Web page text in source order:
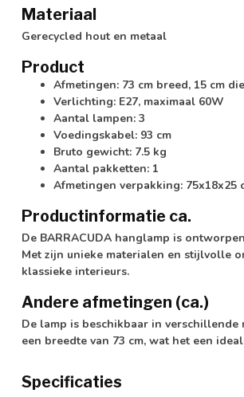
Materiaal
Gerecycled hout en metaal
Product
Afmetingen: 73 cm breed, 15 cm
Verlichting: E27, maximaal 60W
Aantal lampen: 3
Voedingskabel: 93 cm
Bruto gewicht: 7.5 kg
Aantal pakketten: 1
Afmetingen verpakking: 75x18x25
Productinformatie ca.
De BARRACUDA hanglamp is
Met zijn unieke materialen en stijlvolle
klassieke interieurs.
Andere afmetingen (ca.)
De lamp is beschikbaar in verschillende
een breedte van 73 cm, wat het een
Specificaties